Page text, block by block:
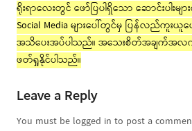
ရိုးရာလေးတွင် ဖော်ပြပါရှိသော ဆောင်းပါးမ
Social Media များပေါ်တွင်မှ ပြန်လည်ကူးယူဖ
အသိပေးအပ်ပါသည်။ အသေးစိတ်အချက်အလ
ဖတ်ရှုနိုင်ပါသည်။
Leave a Reply
You must be logged in to post a